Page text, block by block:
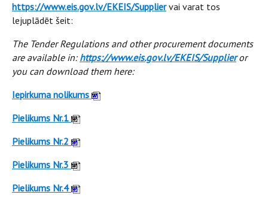
https://www.eis.gov.lv/EKEIS/Suppliervai varat tos
lejuplādēt šeit:
The Tender Regulations and other procurement documents
are available in: https://www.eis.gov.lv/EKEIS/Supplieror
you can download them here:
Iepirkuma nolikums
Pielikums Nr.1
Pielikums Nr.2
Pielikums Nr.3
Pielikums Nr.4